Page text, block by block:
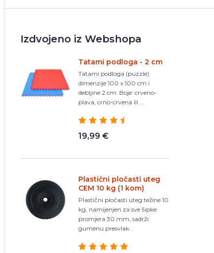
Izdvojeno iz Webshopa
Tatami podloga - 2 cm
Tatami podloga (puzzle)
dimenzije 100 x 100 cm i
debljine 2 cm. Boje: crveno-
plava, crno-crvena ili ...
19,99 €
Plastični pločasti uteg
CEM 10 kg (1 kom)
Plastični pločasti uteg težine 10
kg, namijenjen za sve šipke
promjera 30 mm, sadrži
gumenu presvlak...